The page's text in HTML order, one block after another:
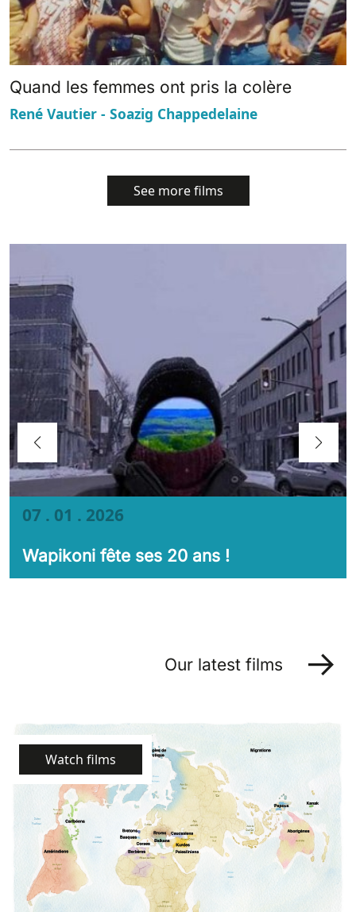
Quand les femmes ont pris la colère
René Vautier - Soazig Chappedelaine
See more films
07 . 01 . 2026
Wapikoni fête ses 20 ans !
Our latest films
Watch films